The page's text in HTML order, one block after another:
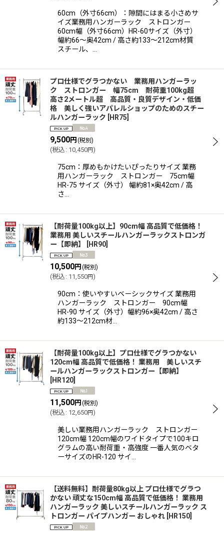
60cm（外寸66cm）：隙間にはまる小さめサ
イズ業務用ハンガーラック ストロンガー
60cm幅（外寸66cm）HR-60サイズ（外寸）
幅約66〜奥42cm / 高さ約133〜212cm材質
スチール、…
プロ仕様でグラつかない 業務用ハンガーラッ
ク ストロンガー 幅75cm 耐荷重100kg超
高さ2メートル超 高品質・良質デザイン・低価
格 美しく強いアパレルショップのためのスチー
ルハンガーラック
HR75
9,500円 (税別)
(税込 : 10,450円)
75cm：厚めもかけたいぴったりサイズ 業務
用ハンガーラック ストロンガー 75cm幅
HR-75 サイズ（外寸） 幅約81×奥42cm / 高
さ…
【耐荷量100kg以上】90cm幅 高品質で低価格！
業務用 美しいスチールハンガーラックストロンガ
ー【即納】
HR90
10,500円 (税別)
(税込 : 11,550円)
90cm：使いやすいベーシックサイズ 業務用
ハンガーラック ストロンガー 90cm幅
HR-90 サイズ（外寸）幅約96×奥42cm / 高さ
約133〜212cm材…
【耐荷量100kg以上】プロ仕様でグラつかない
120cm幅 高品質で低価格！ 業務用 美しいスチ
ールハンガーラックストロンガー【即納】
HR120
11,500円 (税別)
(税込 : 12,650円)
美しい業務用ハンガーラック ストロンガー
120cm幅 120cm幅のワイドタイプで100キロ
グラムの高い耐荷重・高強度 一番人気のベタ
ーサイズのHR-120 サイ…
【送料無料】耐荷量80kg以上 プロ仕様でグラつ
かない 頑丈な150cm幅 高品質で低価格！ 業務用
ハンガーラック 美しいスチールハンガーラック ス
トロンガー パイプハンガー おしゃれ
HR150